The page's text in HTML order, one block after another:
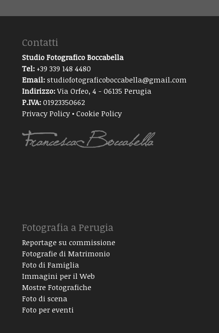
Contatti
Studio Fotografico Boccabella
Tel:+39 339 148 4480
Email: studiofotograficoboccabella@gmail.com
Indirizzo: Via Orfeo, 4 - 06135 Perugia
P.IVA: 01923350662
Privacy Policy• Cookie Policy
Fotografia a Perugia
Reportage su commissione
Fotografie di Matrimonio
Foto di Famiglia
Immagini per il Web
Mostre Fotografiche
Foto di scena
Foto per eventi